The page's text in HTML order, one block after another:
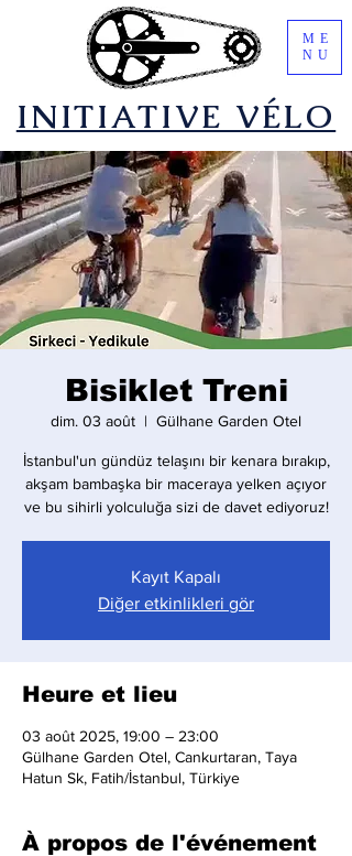
​INITIATIVE VÉLO
ME
NU
Bisiklet Treni
dim. 03 août
  |
Gülhane Garden Otel
İstanbul'un gündüz telaşını bir kenara bırakıp,
akşam bambaşka bir maceraya yelken açıyor
ve bu sihirli yolculuğa sizi de davet ediyoruz!
Kayıt Kapalı
Diğer etkinlikleri gör
Heure et lieu
03 août 2025, 19:00 – 23:00
Gülhane Garden Otel, Cankurtaran, Taya
Hatun Sk, Fatih/İstanbul, Türkiye
À propos de l'événement